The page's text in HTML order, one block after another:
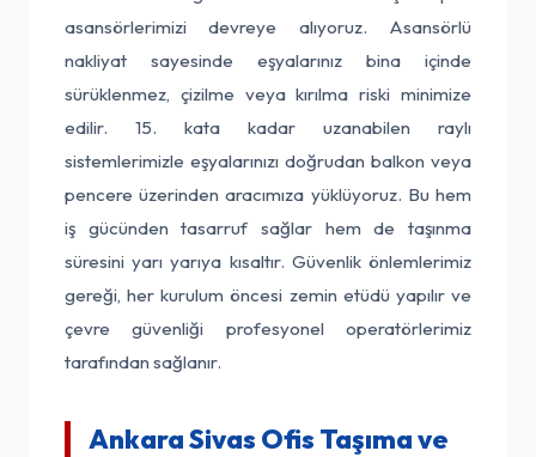
asansörlerimizi devreye alıyoruz. Asansörlü
nakliyat sayesinde eşyalarınız bina içinde
sürüklenmez, çizilme veya kırılma riski minimize
edilir. 15. kata kadar uzanabilen raylı
sistemlerimizle eşyalarınızı doğrudan balkon veya
pencere üzerinden aracımıza yüklüyoruz. Bu hem
iş gücünden tasarruf sağlar hem de taşınma
süresini yarı yarıya kısaltır. Güvenlik önlemlerimiz
gereği, her kurulum öncesi zemin etüdü yapılır ve
çevre güvenliği profesyonel operatörlerimiz
tarafından sağlanır.
Ankara Sivas Ofis Taşıma ve